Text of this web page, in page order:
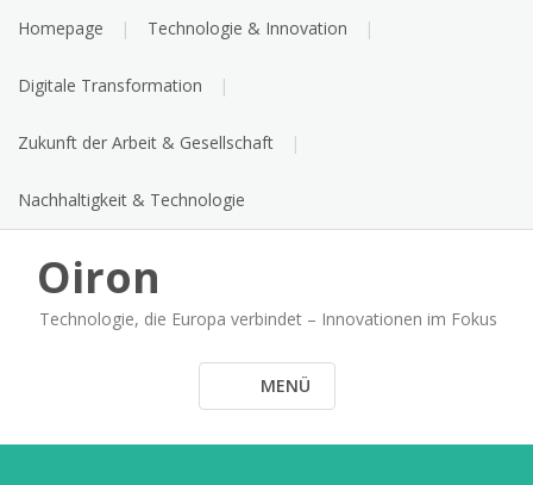
Homepage Technologie & Innovation
Digitale Transformation
Zukunft der Arbeit & Gesellschaft
Nachhaltigkeit & Technologie
Oiron
Technologie, die Europa verbindet – Innovationen im Fokus
MENÜ